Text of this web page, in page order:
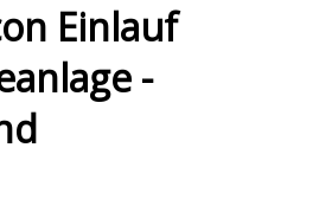
Einlauf
-